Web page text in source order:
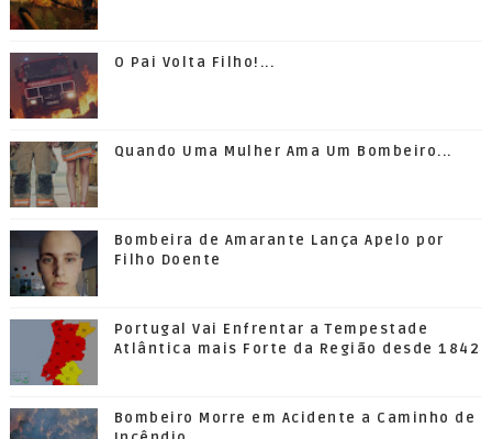
O Pai Volta Filho!...
Quando Uma Mulher Ama Um Bombeiro...
Bombeira de Amarante Lança Apelo por
Filho Doente
Portugal Vai Enfrentar a Tempestade
Atlântica mais Forte da Região desde 1842
Bombeiro Morre em Acidente a Caminho de